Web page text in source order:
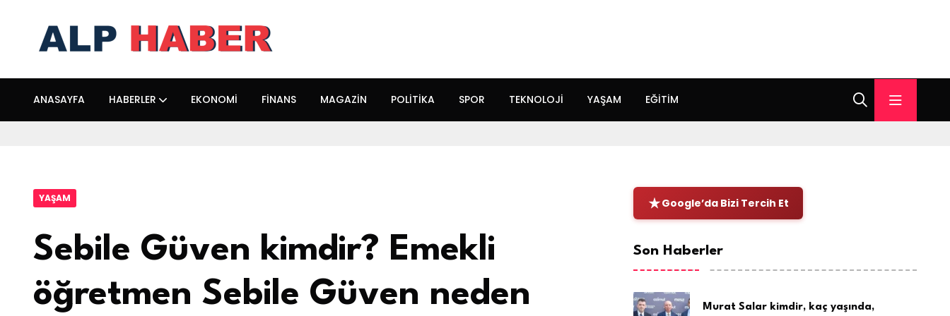
ANASAYFA HABERLER EKONOMI FINANS MAGAZIN POLITIKA SPOR TEKNOLOJI YAŞAM EĞITIM
YAŞAM
Sebile Güven kimdir? Emekli
öğretmen Sebile Güven neden
Google’da Bizi Tercih Et
Son Haberler
Murat Salar kimdir, kaç yaşında,